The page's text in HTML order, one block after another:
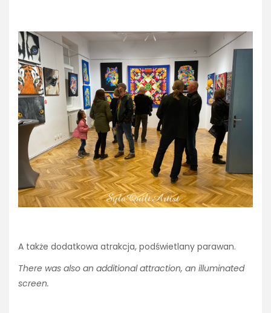
A także dodatkowa atrakcja, podświetlany parawan.
There was also an additional attraction, an illuminated
screen.